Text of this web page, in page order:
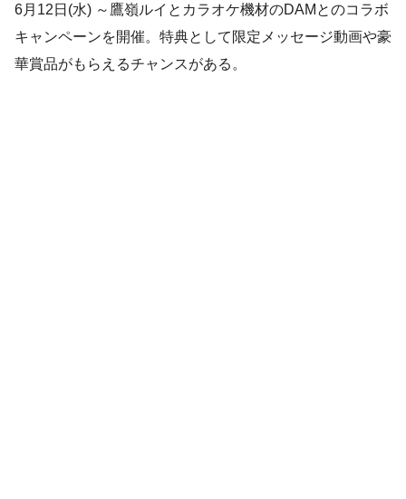
6月12日(水) ～鷹嶺ルイとカラオケ機材のDAMとのコラボ
キャンペーンを開催。特典として限定メッセージ動画や豪
華賞品がもらえるチャンスがある。